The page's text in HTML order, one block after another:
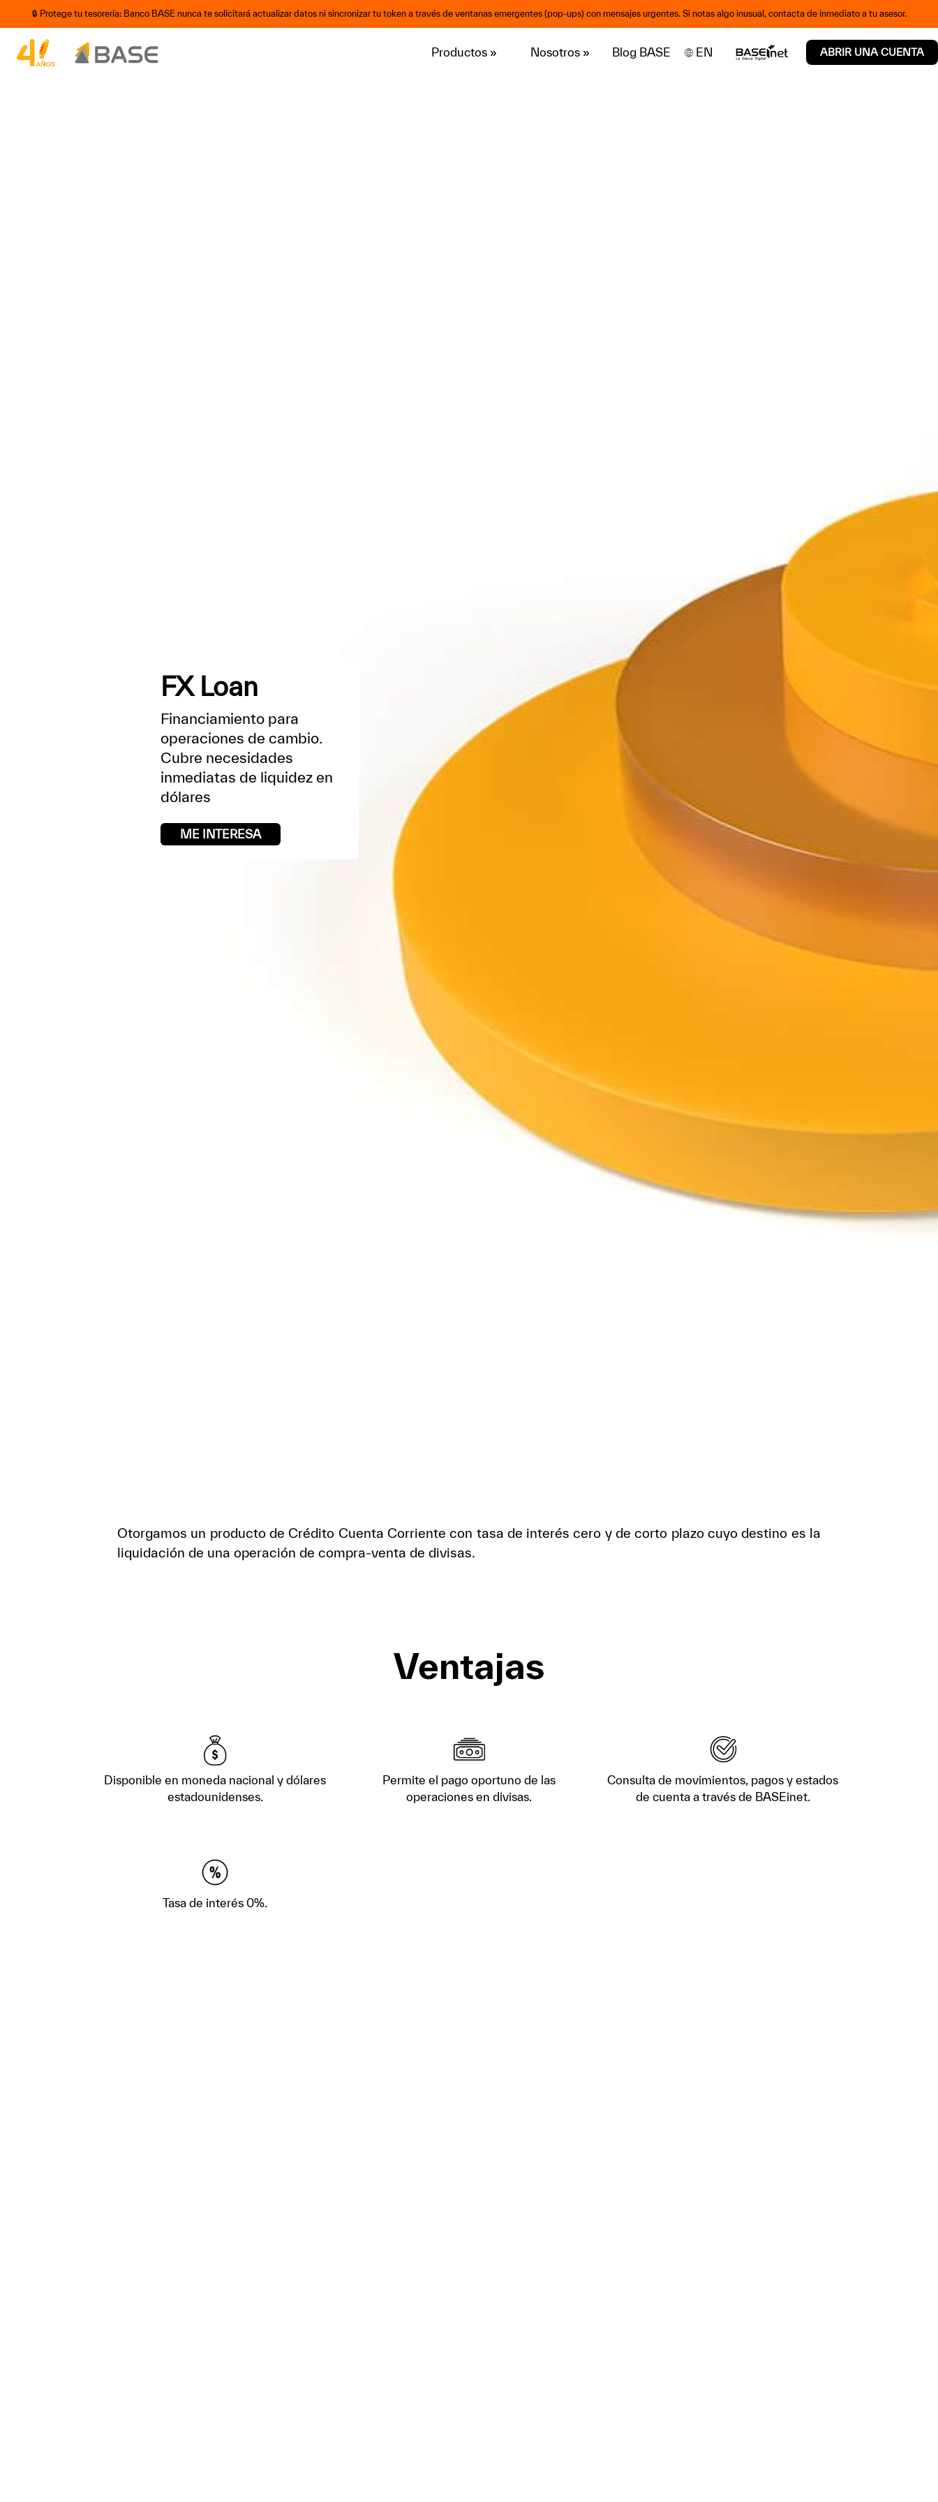
🔒 Protege tu tesorería: Banco BASE nunca te solicitará actualizar datos ni sincronizar tu token a través de ventanas emergentes (pop-ups) con mensajes urgentes. Si notas algo inusual, contacta de inmediato a tu asesor.
Productos » Nosotros » Blog BASE EN ABRIR UNA CUENTA
FX Loan
Financiamiento para
operaciones de cambio.
Cubre necesidades
inmediatas de liquidez en
dólares
ME INTERESA
Otorgamos un producto de Crédito Cuenta Corriente con tasa de interés cero y de corto plazo cuyo destino es la
liquidación de una operación de compra-venta de divisas.
Ventajas
Disponible en moneda nacional y dólares
estadounidenses.
Permite el pago oportuno de las
operaciones en divisas.
Consulta de movimientos, pagos y estados
de cuenta a través de BASEinet.
Tasa de interés 0%.